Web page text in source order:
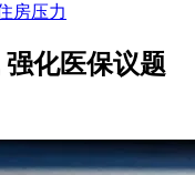
房压力
化医保议题